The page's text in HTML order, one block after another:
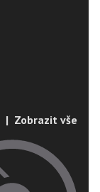
| Zobrazit vše